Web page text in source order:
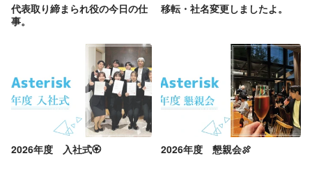
代表取り締まられ役の今日の仕
事。
移転・社名変更しましたよ。
2026年度 入社式🏵️ 2026年度 懇親会🍖